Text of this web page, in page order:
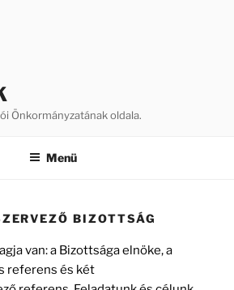
Önkormányzatának oldala.
Menü
BIZOTTSÁG
van: a Bizottsága elnöke, a
referens és két